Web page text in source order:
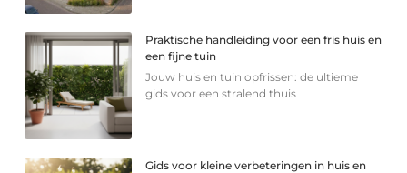
Praktische handleiding voor een fris huis en
een fijne tuin
Jouw huis en tuin opfrissen: de ultieme
gids voor een stralend thuis
Gids voor kleine verbeteringen in huis en